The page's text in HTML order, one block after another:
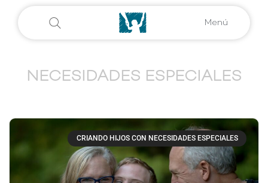
Menú
NECESIDADES ESPECIALES
CRIANDO HIJOS CON NECESIDADES ESPECIALES